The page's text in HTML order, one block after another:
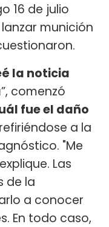
16 de julio
munición
la noticia
”, comenzó
fue el daño
a la
"Me
Las
de la
a conocer
En todo caso,